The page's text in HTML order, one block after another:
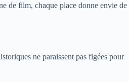
de film, chaque place donne envie de
ne paraissent pas figées pour